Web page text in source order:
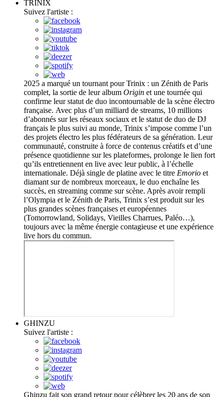
TRINIX
Suivez l'artiste :
2025 a marqué un tournant pour Trinix : un Zénith de Paris
complet, la sortie de leur album Origin et une tournée qui
confirme leur statut de duo incontournable de la scène électro
française. Avec plus d’un milliard de streams, 10 millions
d’abonnés sur les réseaux sociaux et le statut de duo de DJ
français le plus suivi au monde, Trinix s’impose comme l’un
des projets électro les plus fédérateurs de sa génération. Leur
communauté, construite à force de contenus créatifs et d’une
présence quotidienne sur les plateformes, prolonge le lien fort
qu’ils entretiennent en live avec leur public, à l’échelle
internationale. Déjà single de platine avec le titre Emorio et
diamant sur de nombreux morceaux, le duo enchaîne les
succès, en streaming comme sur scène. Après avoir rempli
l’Olympia et le Zénith de Paris, Trinix s’est produit sur les
plus grandes scènes françaises et européennes
(Tomorrowland, Solidays, Vieilles Charrues, Paléo…),
toujours avec la même énergie contagieuse et une expérience
live hors du commun.
GHINZU
Suivez l'artiste :
Ghinzu fait son grand retour pour célèbrer les 20 ans de son